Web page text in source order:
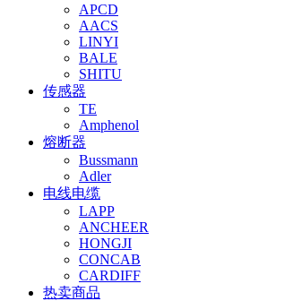
APCD
AACS
LINYI
BALE
SHITU
传感器
TE
Amphenol
熔断器
Bussmann
Adler
电线电缆
LAPP
ANCHEER
HONGJI
CONCAB
CARDIFF
热卖商品